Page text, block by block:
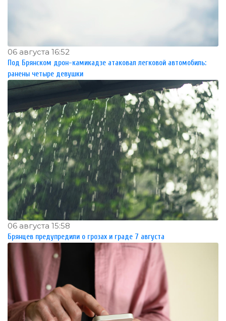
06 августа 16:52
Под Брянском дрон-камикадзе атаковал легковой автомобиль:
ранены четыре девушки
06 августа 15:58
Брянцев предупредили о грозах и граде 7 августа